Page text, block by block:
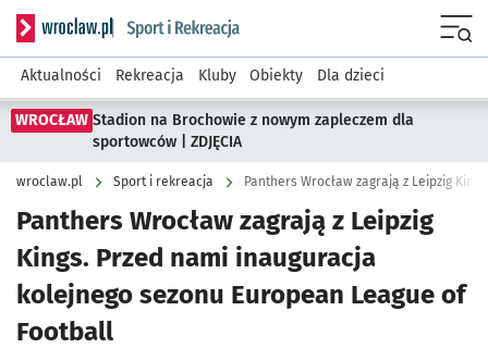
Serwis informacyjny wroclaw.pl podserwis: Sport i rekreacja
Aktualności Rekreacja Kluby Obiekty Dla dzieci
WROCŁAW Stadion na Brochowie z nowym zapleczem dla
sportowców | ZDJĘCIA
wroclaw.pl Sport i rekreacja
Panthers Wrocław zagrają z Leipzig
Kings. Przed nami inauguracja
kolejnego sezonu European League of
Football